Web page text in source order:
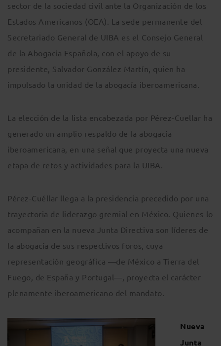
sector de la sociedad civil ante la Organización de los
Estados Americanos (OEA). La sede permanente del
Secretariado General de UIBA es el Consejo General
de la Abogacía Española, con el apoyo de su
presidente, Salvador González Martín, quien ha
impulsado la unidad de la abogacía iberoamericana.
La elección de la lista encabezada por Pérez-Cuellar ha
generado un amplio respaldo de la abogacía
iberoamericana, en una señal que proyecta una nueva
etapa de retos y actividades para la UIBA.
Pérez-Cuéllar llega a la presidencia precedido por una
trayectoria de liderazgo gremial en México. Quienes lo
acompañan en la nueva Junta Directiva son líderes de
la abogacía de sus respectivos foros, cuya
representación geográfica —de México a Tierra del
Fuego, de España y Portugal—, proyecta el carácter
plenamente iberoamericano del mandato.
Nueva
Junta